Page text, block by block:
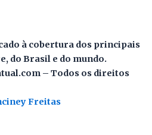
à cobertura dos principais
do Brasil e do mundo.
– Todos os direitos
Freitas